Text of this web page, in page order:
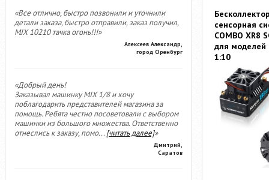
«Все отлично, быстро позвонили и уточнили
детали заказа, быстро отправили, заказ получил,
MJX 10210 тачка огонь!!!»
Алексеев Александр,
город Оренбург
«Добрый день!
Заказывал машинку MJX 1/8 и хочу
поблагодарить представителей магазина за
помощь. Ребята честно посоветовали с выбором
машинки из большого множества. Ответственно
отнеслись к заказу, помо...[читать далее]»
Дмитрий,
Саратов
сенсорная
COMBO XR8
для
1:10